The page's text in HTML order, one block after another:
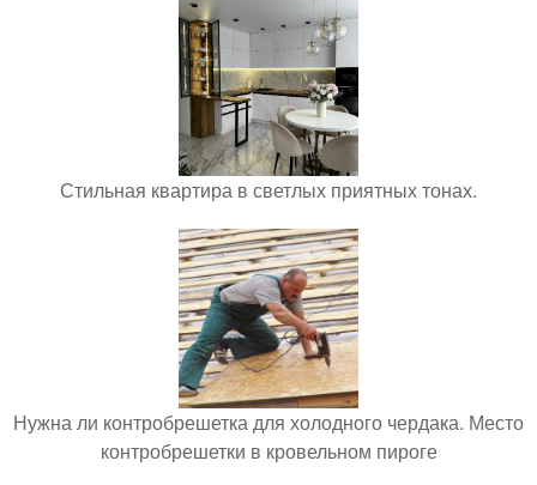
Стильная квартира в светлых приятных тонах.
Нужна ли контробрешетка для холодного чердака. Место
контробрешетки в кровельном пироге